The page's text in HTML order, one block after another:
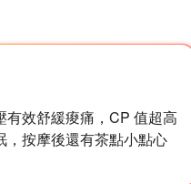
效舒緩痠痛，CP 值超高
，按摩後還有茶點小點心